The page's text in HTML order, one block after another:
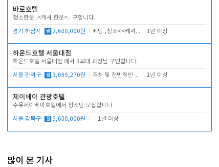
바로호텔
청소한분..<캐셔 한분>.. 구합니다.
경기 하남시 월 2,600,000원 베팅.,청소<<캐셔 모셔봅니다. 1년 이상
하운드호텔 서울대점
하운드호텔 서울대점 에서 3교대 과장님 구인합니다.
서울 관악구 월 3,099,270원 주차 및 전반적인 당번업무 1년 이상
제이베이 관광호텔
수유제이베이호텔에서 청소팀 모집합니다
서울 강북구 월 5,600,000원 1년 이상
많이 본 기사